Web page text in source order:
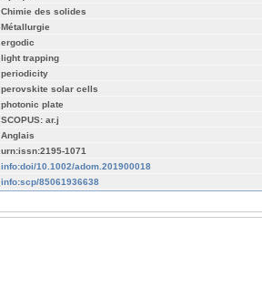
Chimie des solides
Métallurgie
ergodic
light trapping
periodicity
perovskite solar cells
photonic plate
SCOPUS: ar.j
Anglais
urn:issn:2195-1071
info:doi/10.1002/adom.201900018
info:scp/85061936638